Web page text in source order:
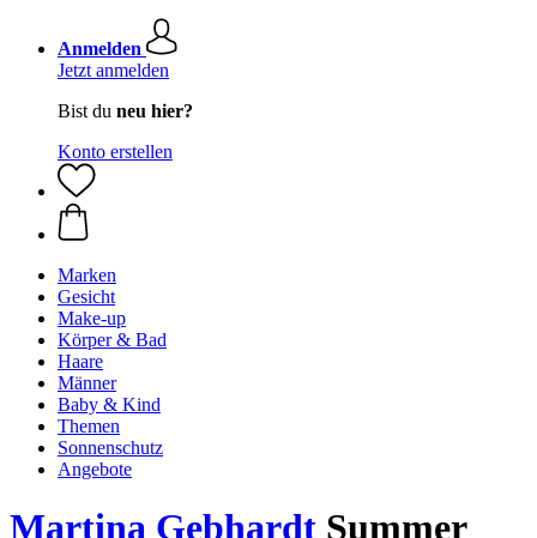
Anmelden
Jetzt anmelden
Bist du neu hier?
Konto erstellen
Marken
Gesicht
Make-up
Körper & Bad
Haare
Männer
Baby & Kind
Themen
Sonnenschutz
Angebote
Martina Gebhardt Summer